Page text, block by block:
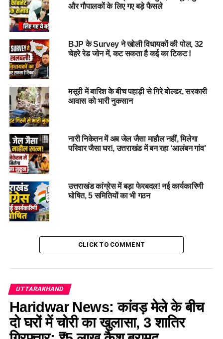
मुख्य आकर्षण:
87.50 वर्ग किलोमीटर के क्षेत्र
में फैली हुई है। साल 1982 में
इसे राष्ट्रीय उद्यान घोषित किया
गया था और इसकी अद्वितीय
प्राकृतिक सुंदरता के कारण
UNESCO ने इसे 2005 में
‘विश्व धरोहर स्थल’ (World
Heritage Site)
शामिल किया।
इस घाटी की खोज साल 1931 में ब्रिटिश पर्वतारोही
(Frank S. Smythe)
एक किताब ही लिख डाली, जिसका नाम था —‘The Valley of
Flowers’।
फूलों की घाटी क्यों आएं? टॉप 5 कारण
(Why You Should Visit Valley of
Flowers)
और गौपालकों के लिए गए बड़े फैसले
BJP के Survey ने खोली विधायकों की पोल, 32
चेहरे रेड जोन में, कट सकता है कई का टिकट !
मसूरी में बारिश के बीच पहाड़ी से गिरे बोल्डर, सरकारी
आवास को भारी नुकसान
नारी निकेतन में अब जेल जैसा माहौल नहीं, मिलेगा
परिवार जैसा घर!, उत्तराखंड में बन रहा ‘आलंबन गांव’
उत्तराखंड कांग्रेस में बड़ा फेरबदल! नई कार्यकारिणी
घोषित, 5 समितियों का भी गठन
CLICK TO COMMENT
UTTARAKHAND
Haridwar News: कांवड़ मेले के बीच
दो घरों में चोरी का खुलासा, 3 शातिर